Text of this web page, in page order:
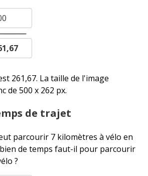
261,67. La taille de l'image
de 500 x 262 px.
de trajet
parcourir 7 kilomètres à vélo en
de temps faut-il pour parcourir
?